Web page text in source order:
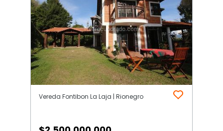
Vereda Fontibon La Laja | Rionegro